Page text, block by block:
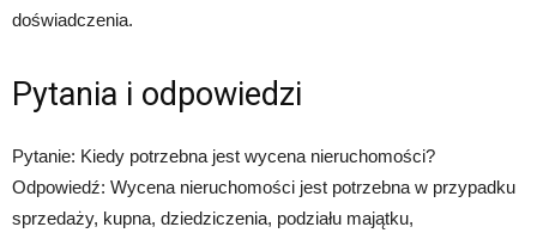
doświadczenia.
Pytania i odpowiedzi
Pytanie: Kiedy potrzebna jest wycena nieruchomości?
Odpowiedź: Wycena nieruchomości jest potrzebna w przypadku
sprzedaży, kupna, dziedziczenia, podziału majątku,